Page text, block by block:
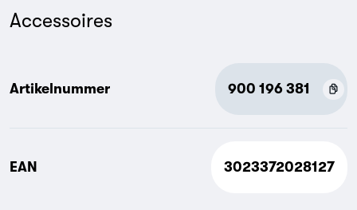
Accessoires
Artikelnummer 900 196 381
EAN 3023372028127